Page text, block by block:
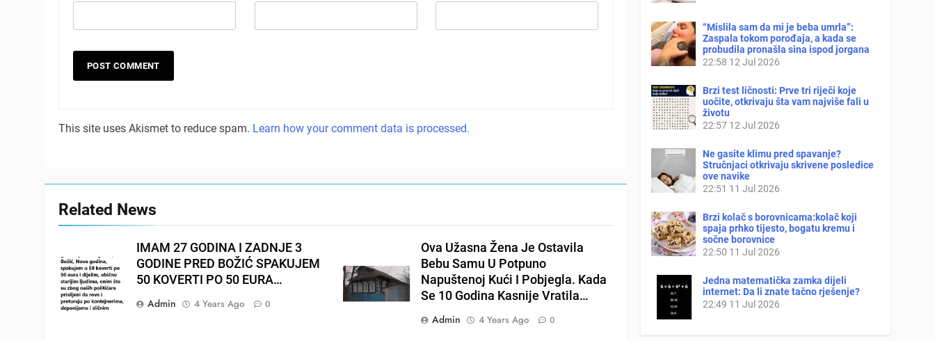
This site uses Akismet to reduce spam. Learn how your comment data is processed.
Related News
IMAM 27 GODINA I ZADNJE 3
GODINE PRED BOŽIĆ SPAKUJEM
50 KOVERTI PO 50 EURA…
Admin
4 Years Ago 0
Ova Užasna Žena Je Ostavila
Bebu Samu U Potpuno
Napuštenoj Kući I Pobjegla. Kada
Se 10 Godina Kasnije Vratila…
Admin
4 Years Ago 0
“Mislila sam da mi je beba umrla”:
Zaspala tokom porođaja, a kada se
probudila pronašla sina ispod jorgana
22:58 12 Jul 2026
Brzi test ličnosti: Prve tri riječi koje
uočite, otkrivaju šta vam najviše fali u
životu
22:57 12 Jul 2026
Ne gasite klimu pred spavanje?
Stručnjaci otkrivaju skrivene posledice
ove navike
22:51 11 Jul 2026
Brzi kolač s borovnicama:kolač koji
spaja prhko tijesto, bogatu kremu i
sočne borovnice
22:50 11 Jul 2026
Jedna matematička zamka dijeli
internet: Da li znate tačno rješenje?
22:49 11 Jul 2026